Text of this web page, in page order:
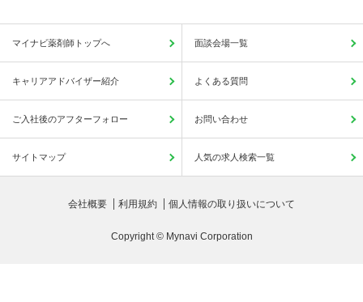
マイナビ薬剤師トップへ 面談会場一覧
キャリアアドバイザー紹介 よくある質問
ご入社後のアフターフォロー お問い合わせ
サイトマップ 人気の求人検索一覧
会社概要 利用規約 個人情報の取り扱いについて
Copyright © Mynavi Corporation